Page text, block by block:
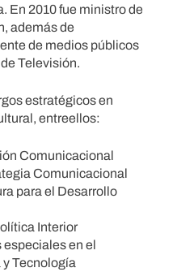
En 2010 fue ministro de
además de
de medios públicos
Televisión.
estratégicos en
entreellos:
Comunicacional
Comunicacional
para el Desarrollo
Interior
especiales en el
Tecnología